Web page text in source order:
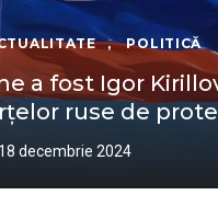
, POLITICĂ
a fost Igor
ruse de
18 decembrie 2024